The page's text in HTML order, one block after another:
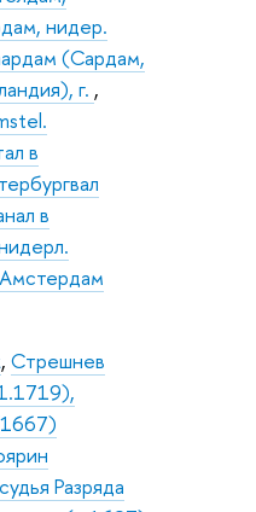
нидер.
(Сардам,
г. ,
в
в
, Стрешнев
Разряда